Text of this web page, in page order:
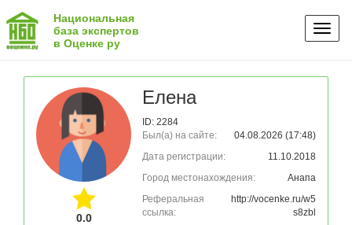
Национальная
база экспертов
в Оценке ру
0.0
Елена
ID: 2284
Был(а) на сайте:
04.08.2026 (17:48)
Дата регистрации:
11.10.2018
Город местонахождения:
Анапа
Реферальная
ссылка:
http://vocenke.ru/w5
s8zbl